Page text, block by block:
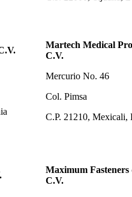
Martech Medical
C.V.
Mercurio No. 46
Col. Pimsa
C.P. 21210, Mexicali,
Maximum Fasteners
C.V.